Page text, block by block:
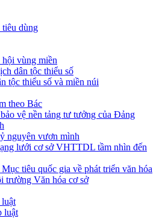
dùng
vùng miền
dân tộc thiểu số
tộc thiểu số và miền núi
theo Bác
vệ nền tảng tư tưởng của Đảng
nguyên vươn mình
lưới cơ sở VHTTDL tầm nhìn đến
tiêu quốc gia về phát triển văn hóa
trường Văn hóa cơ sở
luật